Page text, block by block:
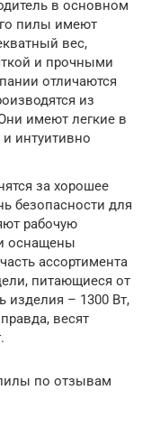
в основном
пилы имеют
вес,
и прочными
отличаются
из
имеют легкие в
интуитивно
за хорошее
безопасности для
рабочую
оснащены
ассортимента
питающиеся от
изделия – 1300 Вт,
весят
по отзывам